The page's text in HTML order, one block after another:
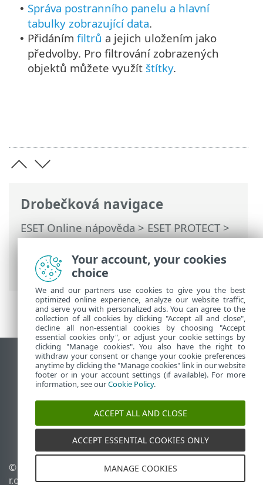
Drobečková navigace
ESET Online nápověda>ESET PROTECT>
Používání ESET PROTECT>Hlavní menu
ESET PROTECT>Další> Šablony
dynamických skupin
• Správa postranního panelu a hlavní
tabulky zobrazující data.
• Přidáním filtrů a jejich uložením jako
předvolby. Pro filtrování zobrazených
objektů můžete využít štítky.
Zobrazit verzi pro počítač
End of Life
ESET Databáze znalostí
ESET Forum
ESET Status Portal
Regionální podpora
© 1992 - 2026 ESET, spol. s
r.o. - Všechna práva
Spravovat cookies
Zásady používání souborů
Your account, your cookies
choice
We and our partners use cookies to give you the best
optimized online experience, analyze our website traffic,
and serve you with personalized ads. You can agree to the
collection of all cookies by clicking "Accept all and close",
decline all non-essential cookies by choosing "Accept
essential cookies only", or adjust your cookie settings by
clicking "Manage cookies". You also have the right to
withdraw your consent or change your cookie preferences
anytime by clicking the "Manage cookies" link in our website
footer or in your account settings (if available). For more
information, see ourCookie Policy.
ACCEPT ALL AND CLOSE
ACCEPT ESSENTIAL COOKIES ONLY
MANAGE COOKIES